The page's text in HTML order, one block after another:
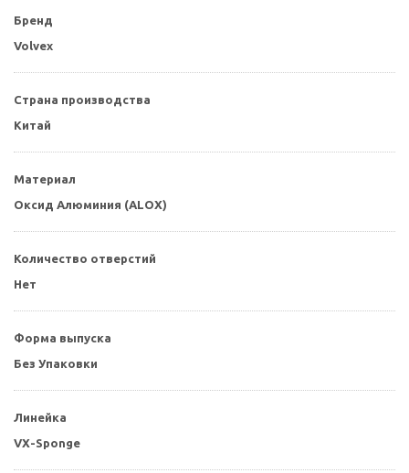
Бренд
Volvex
Страна производства
Китай
Материал
Оксид Алюминия (ALOX)
Количество отверстий
Нет
Форма выпуска
Без Упаковки
Линейка
VX-Sponge